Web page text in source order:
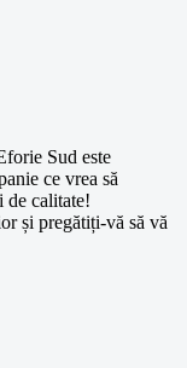
Sud este
ce vrea să
de calitate!
și pregătiți-vă să vă